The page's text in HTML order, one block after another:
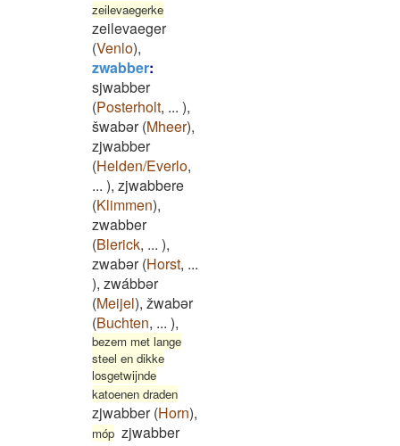
zeilevaegerke
zeilevaeger
(Venlo),
zwabber:
sjwabber
(Posterholt, ... ),
šwabər(Mheer),
zjwabber
(Helden/Everlo,
... ), zjwabbere
(Klimmen),
zwabber
(Blerick, ... ),
zwabər(Horst, ...
), zwábbər
(Meijel), žwabər
(Buchten, ... ),
bezem met lange
steel en dikke
losgetwijnde
katoenen draden
zjwabber(Horn),
móp zjwabber